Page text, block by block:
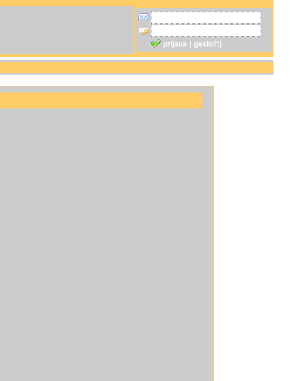
prijava geslo?:)